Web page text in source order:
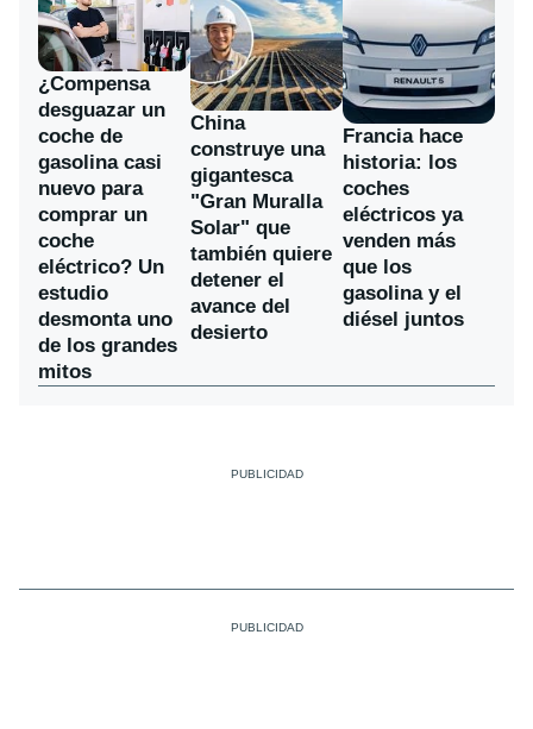
¿Compensa
desguazar un
coche de
gasolina casi
nuevo para
comprar un
coche
eléctrico? Un
estudio
desmonta uno
de los grandes
mitos
China
construye una
gigantesca
"Gran Muralla
Solar" que
también quiere
detener el
avance del
desierto
Francia hace
historia: los
coches
eléctricos ya
venden más
que los
gasolina y el
diésel juntos